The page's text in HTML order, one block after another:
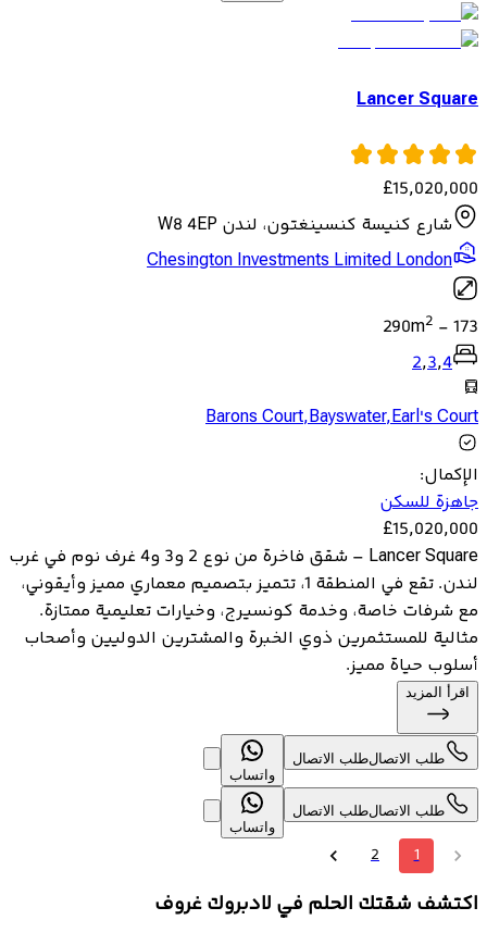
Lancer Square
£15,020,000
شارع كنيسة كنسينغتون، لندن W8 4EP
Chesington Investments Limited London
173
-
290m2
2,3,4
Barons Court,Bayswater,Earl's Court
الإكمال:
جاهزة للسكن
£15,020,000
Lancer Square – شقق فاخرة من نوع 2 و3 و4 غرف نوم في غرب
لندن. تقع في المنطقة 1، تتميز بتصميم معماري مميز وأيقوني،
مع شرفات خاصة، وخدمة كونسيرج، وخيارات تعليمية ممتازة.
مثالية للمستثمرين ذوي الخبرة والمشترين الدوليين وأصحاب
أسلوب حياة مميز.
اقرأ المزيد
طلب الاتصالطلب الاتصال
واتساب
طلب الاتصالطلب الاتصال
واتساب
1
2
اكتشف شقتك الحلم في لادبروك غروف